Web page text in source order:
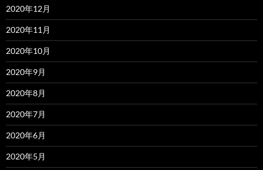
2020年12月
2020年11月
2020年10月
2020年9月
2020年8月
2020年7月
2020年6月
2020年5月